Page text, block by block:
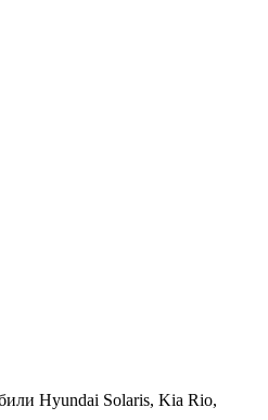
Hyundai Solaris, Kia Rio,